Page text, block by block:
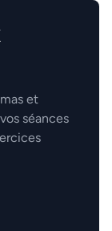
et
séances